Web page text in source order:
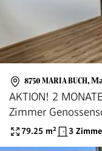
8750 MARIA BUCH,
AKTION! 2
Zimmer
unbefristeter
79.25 m² 3